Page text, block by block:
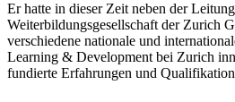
Er hatte in dieser Zeit neben der
Weiterbildungsgesellschaft der Zurich
verschiedene nationale und
Learning & Development bei Zurich
fundierte Erfahrungen und